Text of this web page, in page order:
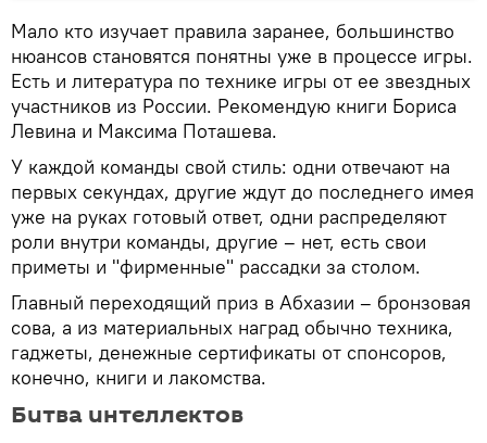
Мало кто изучает правила заранее, большинство
нюансов становятся понятны уже в процессе игры.
Есть и литература по технике игры от ее звездных
участников из России. Рекомендую книги Бориса
Левина и Максима Поташева.
У каждой команды свой стиль: одни отвечают на
первых секундах, другие ждут до последнего имея
уже на руках готовый ответ, одни распределяют
роли внутри команды, другие – нет, есть свои
приметы и "фирменные" рассадки за столом.
Главный переходящий приз в Абхазии – бронзовая
сова, а из материальных наград обычно техника,
гаджеты, денежные сертификаты от спонсоров,
конечно, книги и лакомства.
Битва интеллектов